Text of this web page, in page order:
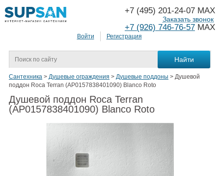
Войти Регистрация
+7 (495) 201-24-07 MAX
+7 (926) 746-76-57 MAX
Заказать звонок
Сантехника > Душевые ограждения > Душевые поддоны > Душевой
поддон Roca Terran (AP0157838401090) Blanco Roto
Душевой поддон Roca Terran
(AP0157838401090) Blanco Roto